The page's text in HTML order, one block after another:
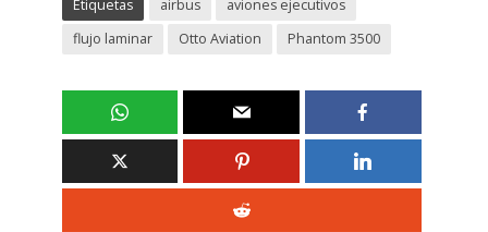
Etiquetas airbus
aviones ejecutivos
flujo laminar
Otto Aviation Phantom 3500